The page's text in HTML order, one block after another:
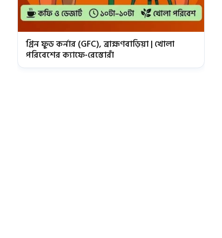
গ্রিন ফুড কর্নার (GFC), ব্রাহ্মণবাড়িয়া | খোলা
পরিবেশের ক্যাফে-রেস্তোরাঁ